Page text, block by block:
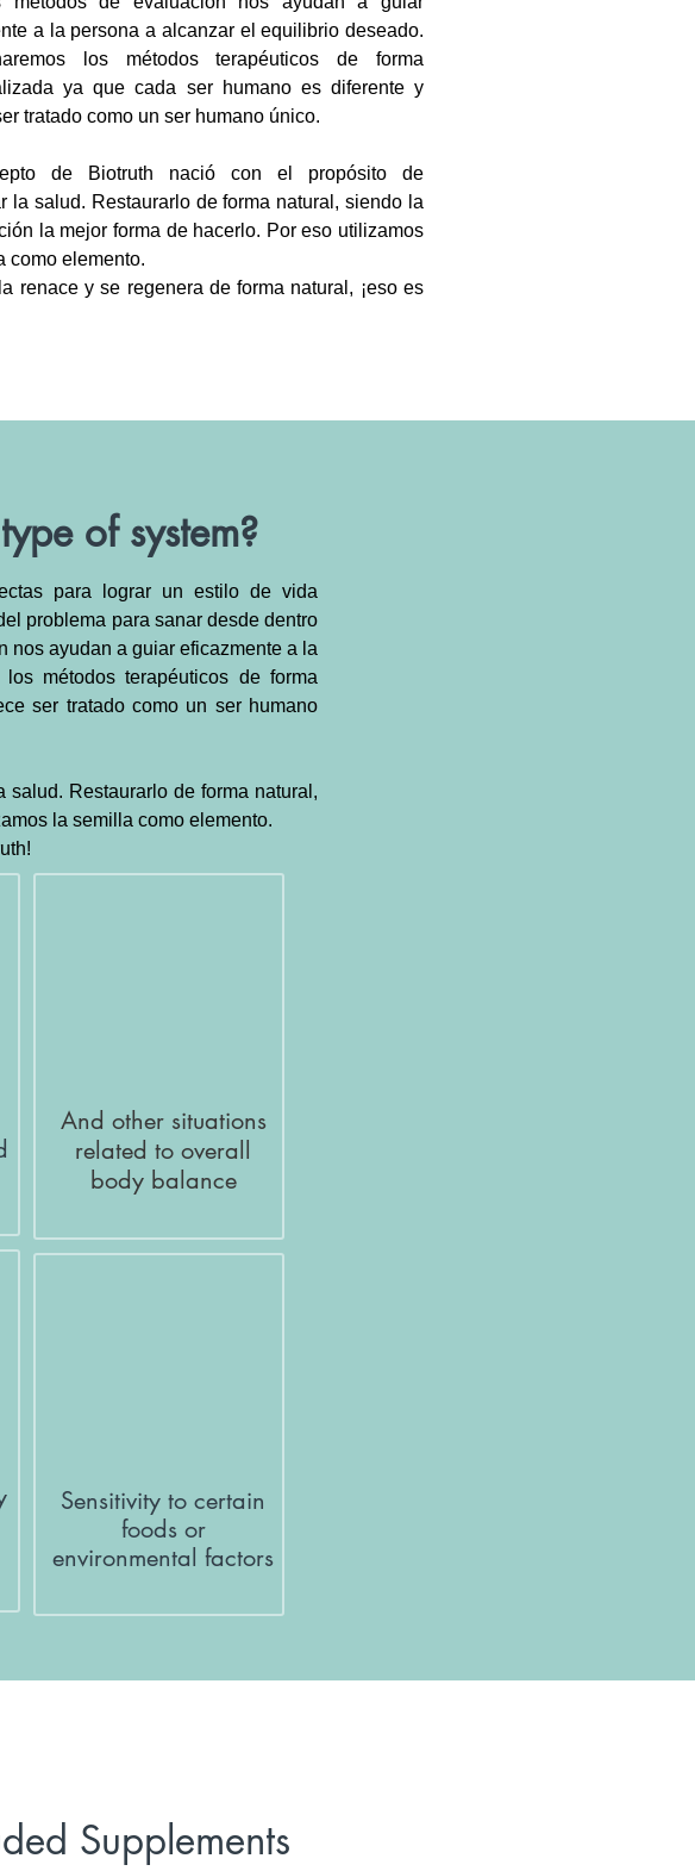
a la persona a alcanzar el equilibrio deseado.
los métodos terapéuticos de forma
ya que cada ser humano es diferente y
tratado como un ser humano único.
de Biotruth nació con el propósito de
la salud. Restaurarlo de forma natural, siendo la
la mejor forma de hacerlo. Por eso utilizamos
como elemento.
renace y se regenera de forma natural, ¡eso es
of system?
para lograr un estilo de vida
problema para sanar desde dentro
nos ayudan a guiar eficazmente a la
métodos terapéuticos de forma
ser tratado como un ser humano
Restaurarlo de forma natural,
la semilla como elemento.
And other situations
related to overall
body balance
Sensitivity to certain
foods or
environmental factors
Supplements